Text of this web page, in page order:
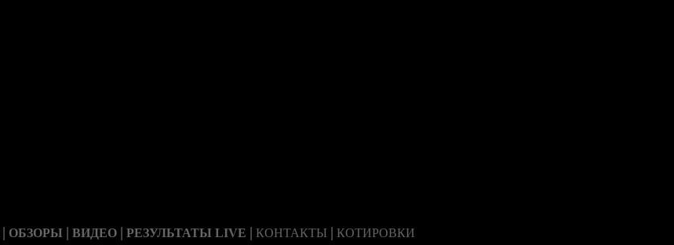
| ОБЗОРЫ | ВИДЕО | РЕЗУЛЬТАТЫ LIVE | КОНТАКТЫ | КОТИРОВКИ